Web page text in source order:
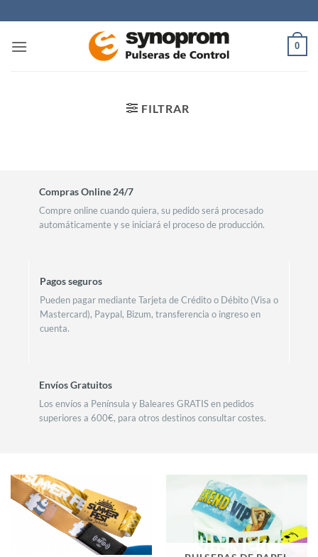
al
contenido
0
FILTRAR
Compras Online 24/7
Compre online cuando quiera, su pedido será procesado
automáticamente y se iniciará el proceso de producción.
Pagos seguros
Pueden pagar mediante Tarjeta de Crédito o Débito (Visa o
Mastercard), Paypal, Bizum, transferencia o ingreso en
cuenta.
Envíos Gratuitos
Los envíos a Península y Baleares GRATIS en pedidos
superiores a 600€, para otros destinos consultar costes.